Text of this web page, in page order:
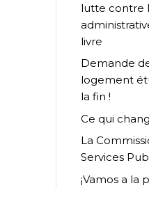
lutte contre
livre
Demande
logement
la fin !
Ce qui
La
Services
¡Vamos a la